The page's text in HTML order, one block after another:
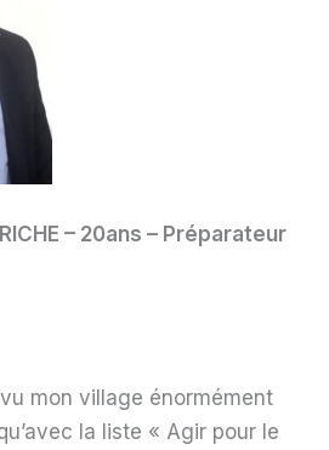
– 20ans – Préparateur
mon village énormément
la liste « Agir pour le